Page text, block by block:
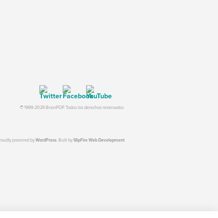
© 1999-2026 BrainPOP. Todos los derechos reservados.
powered byWordPress. Built bySlipFire Web Development